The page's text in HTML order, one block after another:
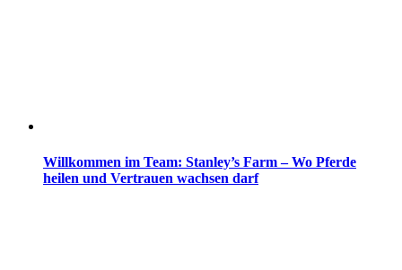
Willkommen im Team: Stanley’s Farm – Wo Pferde
heilen und Vertrauen wachsen darf